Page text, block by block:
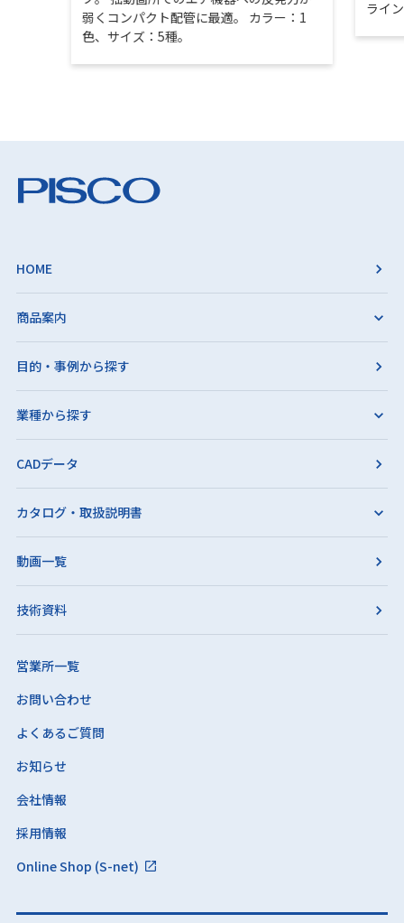
弱くコンパクト配管に最適。 カラー：1
色、サイズ：5種。
ライ
HOME
商品案内
目的・事例から探す
業種から探す
CADデータ
カタログ・取扱説明書
動画一覧
技術資料
営業所一覧
お問い合わせ
よくあるご質問
お知らせ
会社情報
採用情報
Online Shop (S-net)